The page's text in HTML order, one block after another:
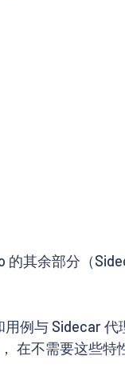
的其余部分（
例与 Sidecar 代
在不需要这些特